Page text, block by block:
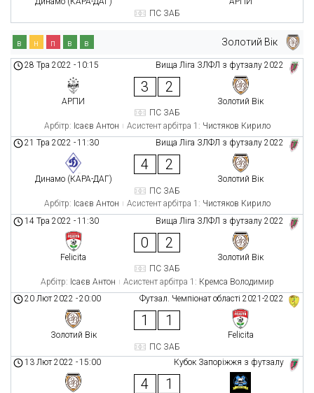
ПС ЗАБ
Золотий Вік
в н п в в
Вища Ліга ЗЛФЛ з футзалу 2022
28 Тра 2022 -10:15
АРПИ
3 2
Золотий Вік
ПС ЗАБ
Арбітр: Ісаєв Антон Асистент арбітра 1: Чистяков Кирило
Вища Ліга ЗЛФЛ з футзалу 2022
21 Тра 2022 -11:30
Динамо (КАРА-ДАГ)
4 2
Золотий Вік
ПС ЗАБ
Арбітр: Ісаєв Антон Асистент арбітра 1: Чистяков Кирило
Вища Ліга ЗЛФЛ з футзалу 2022
14 Тра 2022 -11:30
Felicita
0 2
Золотий Вік
ПС ЗАБ
Арбітр: Ісаєв Антон Асистент арбітра 1: Кремса Володимир
Футзал. Чемпіонат області 2021-2022
20 Лют 2022 -20:00
Золотий Вік
1 1
Felicita
ПС ЗАБ
Кубок Запоріжжя з футзалу
13 Лют 2022 -15:00
4 1